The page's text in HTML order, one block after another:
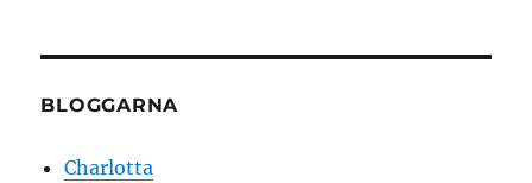
BLOGGARNA
Charlotta